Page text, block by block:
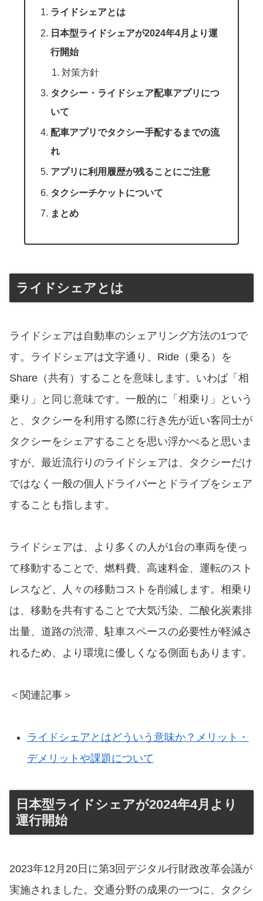
ライドシェアとは
日本型ライドシェアが2024年4月より運
行開始
対策方針
タクシー・ライドシェア配車アプリにつ
いて
配車アプリでタクシー手配するまでの流
れ
アプリに利用履歴が残ることにご注意
タクシーチケットについて
まとめ
ライドシェアとは
ライドシェアは自動車のシェアリング方法の1つで
す。ライドシェアは文字通り、Ride（乗る）を
Share（共有）することを意味します。いわば「相
乗り」と同じ意味です。一般的に「相乗り」という
と、タクシーを利用する際に行き先が近い客同士が
タクシーをシェアすることを思い浮かべると思いま
すが、最近流行りのライドシェアは、タクシーだけ
ではなく一般の個人ドライバーとドライブをシェア
することも指します。
ライドシェアは、より多くの人が1台の車両を使っ
て移動することで、燃料費、高速料金、運転のスト
レスなど、人々の移動コストを削減します。相乗り
は、移動を共有することで大気汚染、二酸化炭素排
出量、道路の渋滞、駐車スペースの必要性が軽減さ
れるため、より環境に優しくなる側面もあります。
＜関連記事＞
ライドシェアとはどういう意味か？メリット・
デメリットや課題について
日本型ライドシェアが2024年4月より
運行開始
2023年12⽉20⽇に第3回デジタル⾏財政改⾰会議が
実施されました。交通分野の成果の一つに、タクシ